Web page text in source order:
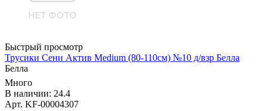
Быстрый просмотр
Трусики Сени Актив Medium (80-110см) №10 д/взр Белла
Белла
Много
В наличии: 24.4
Арт. KF-00004307